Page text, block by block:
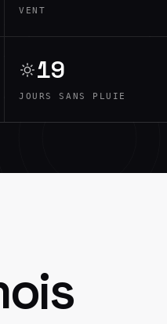
VENT
19
JOURS SANS PLUIE